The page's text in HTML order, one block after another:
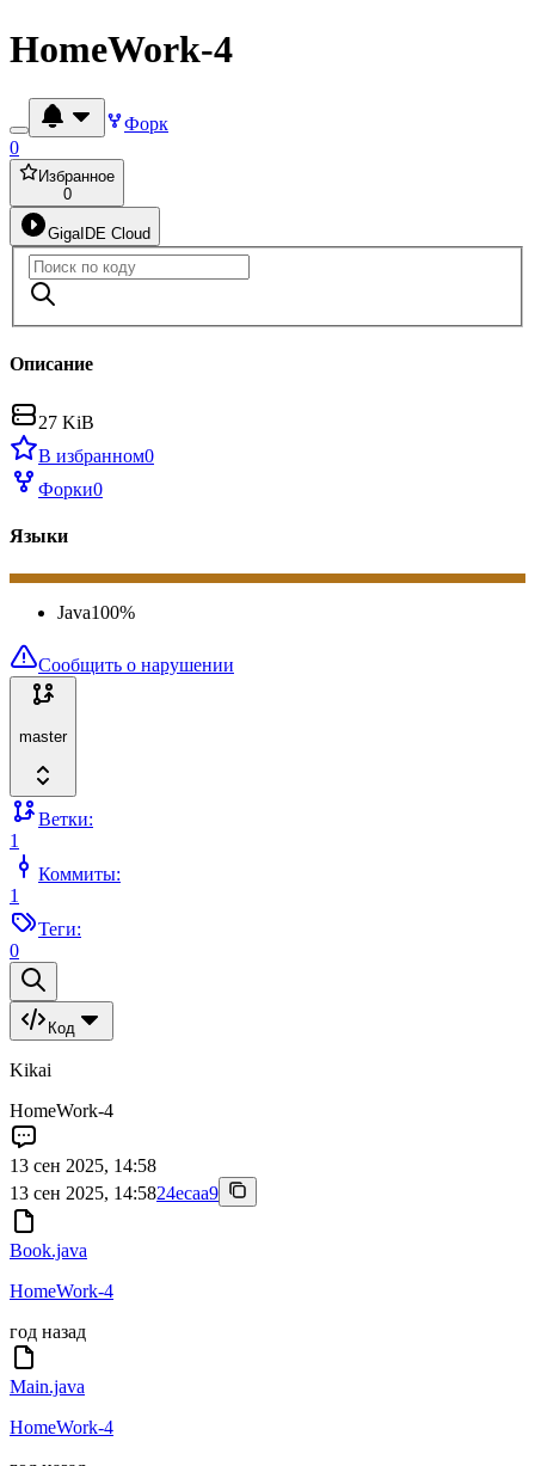
HomeWork-4
Форк
0
Избранное
0
GigaIDE Cloud
Описание
27 KiB
В избранном0
Форки0
Языки
Java100%
Сообщить о нарушении
master
Ветки:
1
Коммиты:
1
Теги:
0
Код
Kikai
HomeWork-4
13 сен 2025, 14:58
13 сен 2025, 14:5824ecaa9
Book.java
HomeWork-4
год назад
Main.java
HomeWork-4